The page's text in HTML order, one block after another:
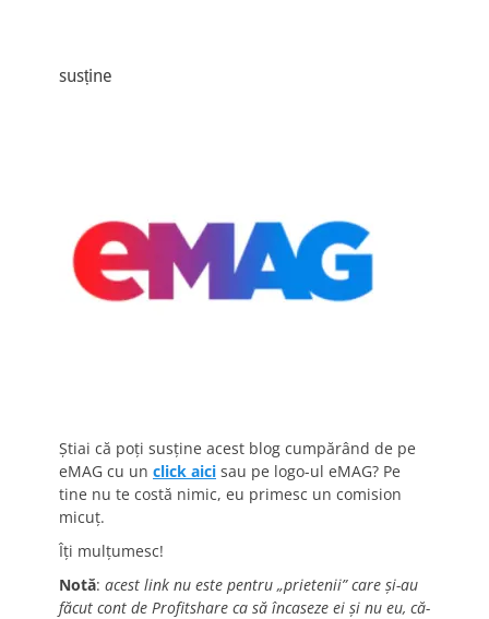
susține
Știai că poți susține acest blog cumpărând de pe
eMAG cu un click aici sau pe logo-ul eMAG? Pe
tine nu te costă nimic, eu primesc un comision
micuț.
Îți mulțumesc!
Notă: acest link nu este pentru „prietenii” care și-au
făcut cont de Profitshare ca să încaseze ei și nu eu, că-